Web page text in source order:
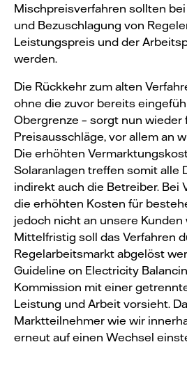
Mischpreisverfahren sollten
und Bezuschlagung von
Leistungspreis und der
werden.
Die Rückkehr zum alten
ohne die zuvor bereits
Obergrenze – sorgt nun wieder
Preisausschläge, vor allem an
Die erhöhten
Solaranlagen treffen somit alle
indirekt auch die Betreiber. Bei
die erhöhten Kosten für
jedoch nicht an unsere Kunden
Mittelfristig soll das Verfahren
Regelarbeitsmarkt abgelöst
Guideline on Electricity
Kommission mit einer
Leistung und Arbeit vorsieht.
Marktteilnehmer wie wir
erneut auf einen Wechsel